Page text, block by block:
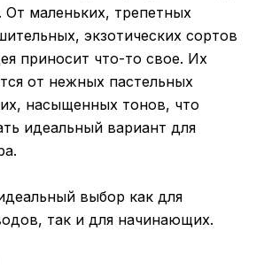
От маленьких, трепетных
экзотических сортов
приносит что-то свое. Их
от нежных пастельных
насыщенных тонов, что
идеальный вариант для
выбор как для
так и для начинающих.